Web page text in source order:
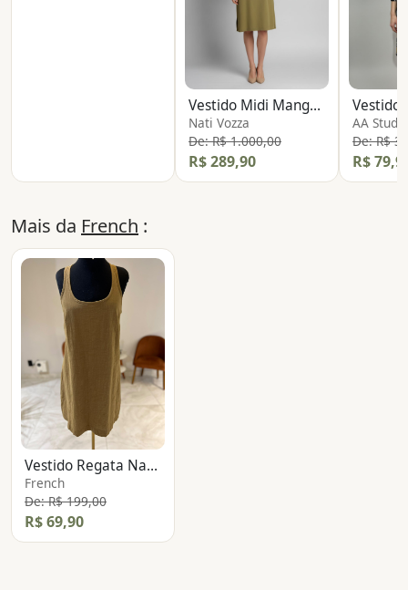
Vestido Midi Manga Longa
Nati Vozza
De: R$ 1.000,00
R$ 289,90
AA Studio
De: R$
R$
Mais da French :
Vestido Regata Nadador
French
De: R$ 199,00
R$ 69,90